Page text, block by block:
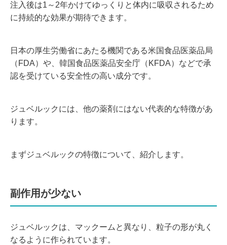
注入後は1～2年かけてゆっくりと体内に吸収されるため
に持続的な効果が期待できます。
日本の厚生労働省にあたる機関である米国食品医薬品局
（FDA）や、韓国食品医薬品安全庁（KFDA）などで承
認を受けている安全性の高い成分です。
ジュベルックには、他の薬剤にはない代表的な特徴があ
ります。
まずジュベルックの特徴について、紹介します。
副作用が少ない
ジュベルックは、マックームと異なり、粒子の形が丸く
なるように作られています。